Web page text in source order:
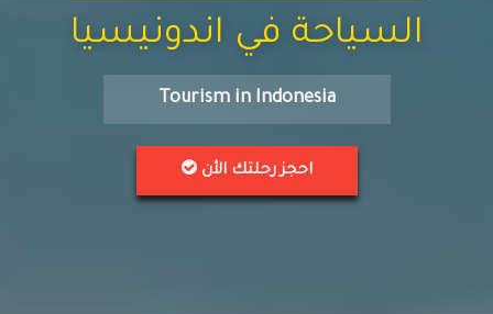
السياحة في اندونيسيا
Tourism in Indonesia
احجز رحلتك الأن